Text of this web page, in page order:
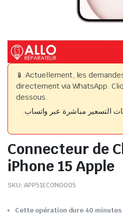
📱 Actuellement, les
directement via WhatsApp.
dessous.
التسعير مباشرة عبر واتساب.
Connecteur de
iPhone 15 Apple
SKU: APP51ECON0005
Cette opération dure 40